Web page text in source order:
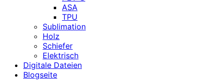
ASA
TPU
Sublimation
Holz
Schiefer
Elektrisch
Digitale Dateien
Blogseite